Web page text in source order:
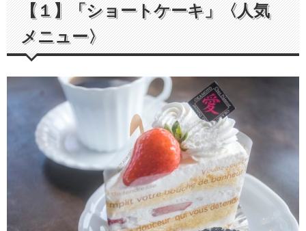
【１】「ショートケーキ」〈人気
メニュー〉